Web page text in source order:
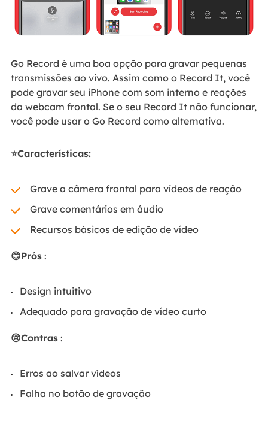
Go Record é uma boa opção para gravar pequenas
transmissões ao vivo. Assim como o Record It, você
pode gravar seu iPhone com som interno e reações
da webcam frontal. Se o seu Record It não funcionar,
você pode usar o Go Record como alternativa.
⭐Características:
Grave a câmera frontal para vídeos de reação
Grave comentários em áudio
Recursos básicos de edição de vídeo
😊Prós:
Design intuitivo
Adequado para gravação de vídeo curto
😢Contras:
Erros ao salvar vídeos
Falha no botão de gravação